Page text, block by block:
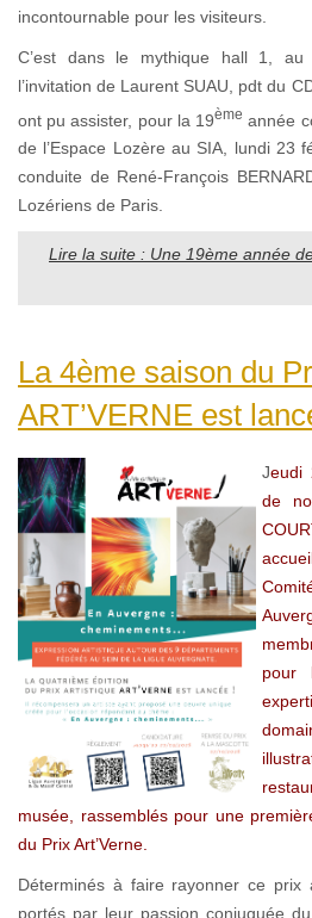
incontournable pour les visiteurs.
C’est dans le mythique hall 1, au
l’invitation de Laurent SUAU, pdt du
ont pu assister, pour la 19ème année
de l’Espace Lozère au SIA, lundi 23
conduite de René-François
Lozériens de Paris.
Lire la suite : Une 19ème année
La 4ème saison du
ART’VERNE est
Jeudi
de
pour
musée, rassemblés pour une
du Prix Art’Verne.
Déterminés à faire rayonner ce prix
portés par leur passion conjuguée